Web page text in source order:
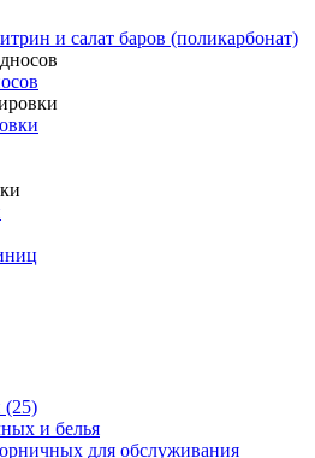
и салат баров (поликарбонат)
(25)
и белья
для обслуживания